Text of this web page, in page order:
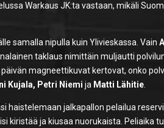
Warkaus JK:ta vastaan, mikäli
samalla nipulla kuin Ylivieskassa. Vain
taklaus nimittäin muljautti
magneettikuvat kertovat, onko
Kujala, Petri Niemi ja Matti Lähitie.
haistelemaan jalkapallon pelailua
kiristää ja kiusaa nuorukaista. Peliaika